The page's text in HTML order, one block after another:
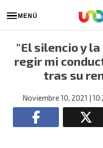
MENÚ
"El silencio y
regir mi
tras su
Noviembre 10, 2021 |